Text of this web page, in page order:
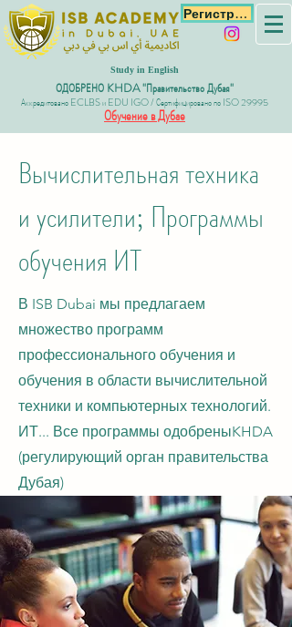
Регистрация
Study in English
ОДОБРЕНО KHDA "Правительство Дубая"
Аккредитовано ECLBS и EDU IGO / Сертифицировано по ISO 29995
Обучение в Дубае
Вычислительная техника
и усилители; Программы
обучения ИТ
В ISB Dubai мы предлагаем
множество программ
профессионального обучения и
обучения в области вычислительной
техники и компьютерных технологий.
ИТ... Все программы одобреныKHDA
(регулирующий орган правительства
Дубая)